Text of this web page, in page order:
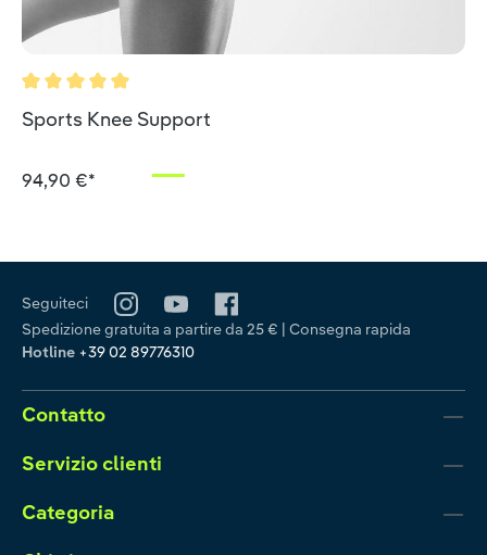
Valutazione media di 5 su 5 stelle
Sports Knee Support
94,90 €*
Seguiteci
Spedizione gratuita a partire da 25 € | Consegna rapida
Hotline +39 02 89776310
Contatto
Servizio clienti
Categoria